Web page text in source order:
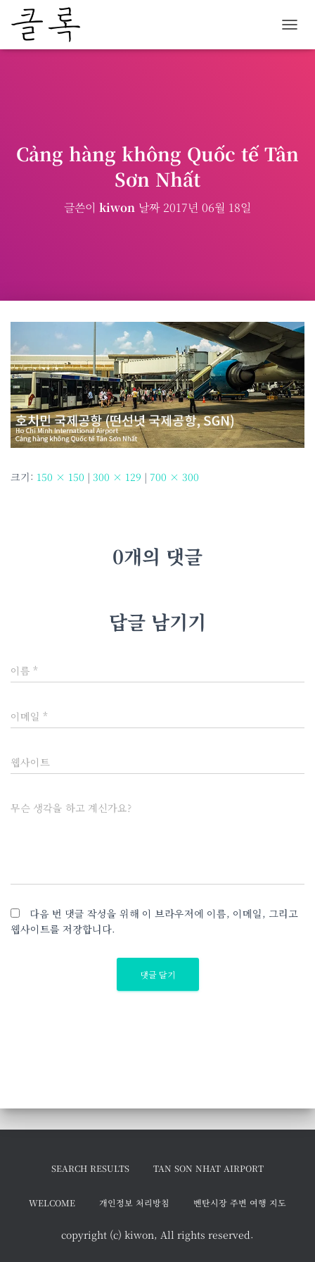
비
Cảng hàng không Quốc tế Tân
Sơn Nhất
글쓴이 kiwon 날짜 2017년 06월 18일
크기: 150 × 150 | 300 × 129 | 700 × 300
0개의 댓글
답글 남기기
이름 *
이메일 *
웹사이트
무슨 생각을 하고 계신가요?
다음 번 댓글 작성을 위해 이 브라우저에 이름, 이메일, 그리고
웹사이트를 저장합니다.
SEARCH RESULTS TAN SON NHAT AIRPORT
WELCOME 개인정보 처리방침 벤탄시장 주변 여행 지도
copyright (c) kiwon, All rights reserved.